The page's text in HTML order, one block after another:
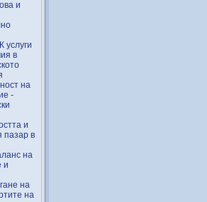
и
услуги
в
на
-
и
пазар в
на
и
на
на